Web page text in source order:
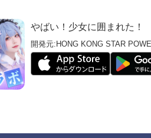
やばい！少女に囲まれた！
開発元: HONG KONG STAR